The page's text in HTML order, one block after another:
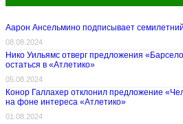
Аарон Ансельмино подписывает
08.08.2024
Нико Уильямс отверг предложения
остаться в «Атлетико»
05.08.2024
Конор Галлахер отклонил предложение
на фоне интереса «Атлетико»
01.08.2024